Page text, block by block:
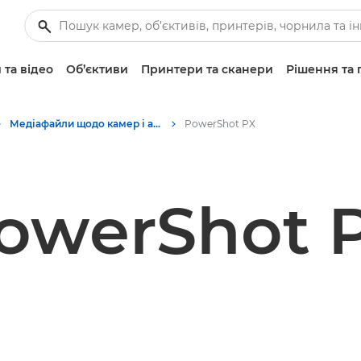
відео Об’єктиви Принтери та сканери Рішення та
Медіафайли щодо камер і аксесуарів — прес-центр Canon PowerShot PX